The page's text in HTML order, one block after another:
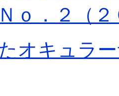
ｏ．２（２
オキュラ